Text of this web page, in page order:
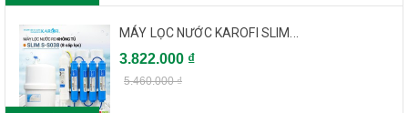
MÁY LỌC NƯỚC KAROFI SLIM...
3.822.000 ₫
5.460.000 ₫